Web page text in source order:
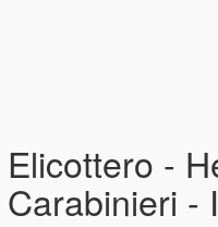
Elicottero -
Carabinieri -